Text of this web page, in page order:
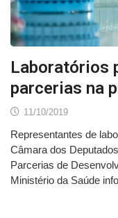
Laboratórios
parcerias na
11/10/2019
Representantes de
Câmara dos
Parcerias de
Ministério da Saúde